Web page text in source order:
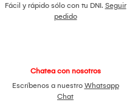
Fácil y rápido sólo con tu DNI. Seguir
pedido
Chatea con nosotros
Escríbenos a nuestro Whatsapp
Chat